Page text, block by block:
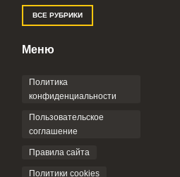
вы соглашаетесь с
Пользовательским
ВСЕ РУБРИКИ
Меню
Политика
конфиденциальности
Пользовательское
соглашение
Правила сайта
Политики cookies